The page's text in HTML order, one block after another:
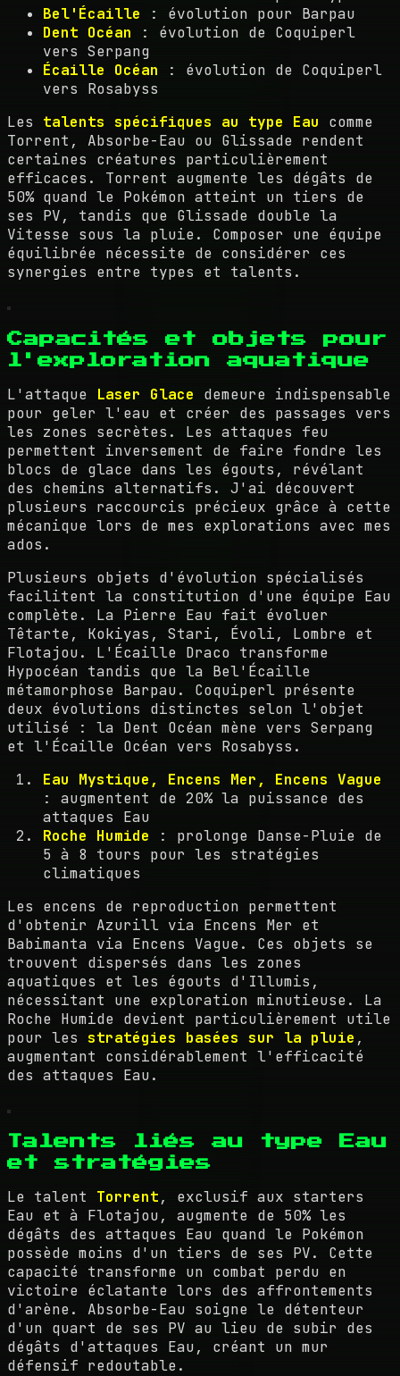
Bel'Écaille : évolution pour Barpau
Dent Océan : évolution de Coquiperl
vers Serpang
Écaille Océan : évolution de Coquiperl
vers Rosabyss
Les talents spécifiques au type Eau comme
Torrent, Absorbe-Eau ou Glissade rendent
certaines créatures particulièrement
efficaces. Torrent augmente les dégâts de
50% quand le Pokémon atteint un tiers de
ses PV, tandis que Glissade double la
Vitesse sous la pluie. Composer une équipe
équilibrée nécessite de considérer ces
synergies entre types et talents.
Capacités et objets pour
l'exploration aquatique
L'attaque Laser Glace demeure indispensable
pour geler l'eau et créer des passages vers
les zones secrètes. Les attaques feu
permettent inversement de faire fondre les
blocs de glace dans les égouts, révélant
des chemins alternatifs. J'ai découvert
plusieurs raccourcis précieux grâce à cette
mécanique lors de mes explorations avec mes
ados.
Plusieurs objets d'évolution spécialisés
facilitent la constitution d'une équipe Eau
complète. La Pierre Eau fait évoluer
Têtarte, Kokiyas, Stari, Évoli, Lombre et
Flotajou. L'Écaille Draco transforme
Hypocéan tandis que la Bel'Écaille
métamorphose Barpau. Coquiperl présente
deux évolutions distinctes selon l'objet
utilisé : la Dent Océan mène vers Serpang
et l'Écaille Océan vers Rosabyss.
Eau Mystique, Encens Mer, Encens Vague
: augmentent de 20% la puissance des
attaques Eau
Roche Humide : prolonge Danse-Pluie de
5 à 8 tours pour les stratégies
climatiques
Les encens de reproduction permettent
d'obtenir Azurill via Encens Mer et
Babimanta via Encens Vague. Ces objets se
trouvent dispersés dans les zones
aquatiques et les égouts d'Illumis,
nécessitant une exploration minutieuse. La
Roche Humide devient particulièrement utile
pour les stratégies basées sur la pluie ,
augmentant considérablement l'efficacité
des attaques Eau.
Talents liés au type Eau
et stratégies
Le talent Torrent, exclusif aux starters
Eau et à Flotajou, augmente de 50% les
dégâts des attaques Eau quand le Pokémon
possède moins d'un tiers de ses PV. Cette
capacité transforme un combat perdu en
victoire éclatante lors des affrontements
d'arène. Absorbe-Eau soigne le détenteur
d'un quart de ses PV au lieu de subir des
dégâts d'attaques Eau, créant un mur
défensif redoutable.